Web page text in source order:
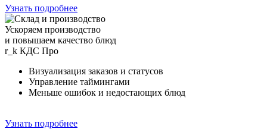
Узнать подробнее
Ускоряем производство
и повышаем качество блюд
r_k КДС Про
Визуализация заказов и статусов
Управление таймингами
Меньше ошибок и недостающих блюд
Узнать подробнее